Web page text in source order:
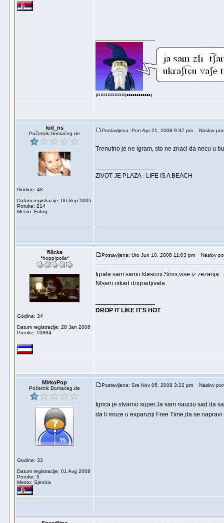
ı¤¤¤¤¤¤¤¤ı••••••••••••ı
kid_ns
Početnik Domaćeg.de
Godine: 48
Datum registracije: 06 Sep 2005
Poruke: 214
Mesto: Futog
Postavljena: Pon Apr 21, 2008 9:37 pm Naslov
Trenutno je ne igram, sto ne znaci da necu u
ZIVOT JE PLAZA - LIFE IS A BEACH
filicka
*hoppípolla*
Godine: 34
Datum registracije: 28 Jan 2006
Poruke: 10884
Postavljena: Uto Jun 10, 2008 11:03 pm Naslov
Igrala sam samo klasicni Sims,vise iz
NIsam nikad dogradjivala...
DROP IT LIKE IT'S HOT
MirkoPop
Početnik Domaćeg.de
Godine: 33
Datum registracije: 01 Avg 2008
Poruke: 5
Mesto: Sjenica
Postavljena: Sre Nov 05, 2008 3:22 pm Naslov
Igrica je stvarno super.Ja sam naucio sad da
da li moze u expanziji Free Time,da se